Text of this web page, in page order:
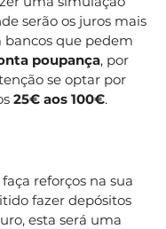
serão os juros mais
bancos que pedem
poupança, por
se optar por
25€ aos 100€.
reforços na sua
fazer depósitos
esta será uma